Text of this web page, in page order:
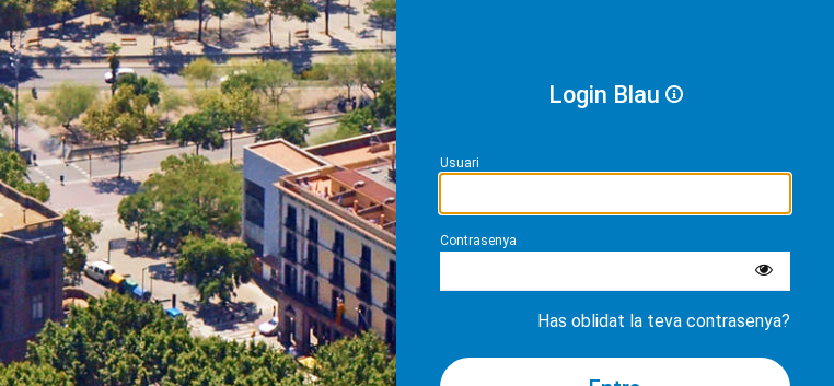
Login Blau
Usuari
Contrasenya
Has oblidat la teva contrasenya?